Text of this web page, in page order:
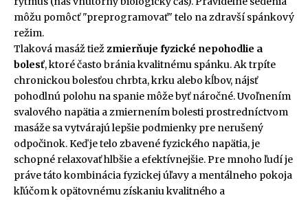
môžu pomôcť "preprogramovať" telo na zdravší spánkový
režim.
Tlaková masáž tiežzmierňuje fyzické nepohodlie a
bolesť, ktoré často bránia kvalitnému spánku. Ak trpíte
chronickou bolesťou chrbta, krku alebo kĺbov, nájsť
pohodlnú polohu na spanie môže byť náročné. Uvoľnením
svalového napätia a zmiernením bolesti prostredníctvom
masáže sa vytvárajú lepšie podmienky pre nerušený
odpočinok. Keď je telo zbavené fyzického napätia, je
schopné relaxovať hlbšie a efektívnejšie. Pre mnoho ľudí je
práve táto kombinácia fyzickej úľavy a mentálneho pokoja
kľúčom k opätovnému získaniu kvalitného a